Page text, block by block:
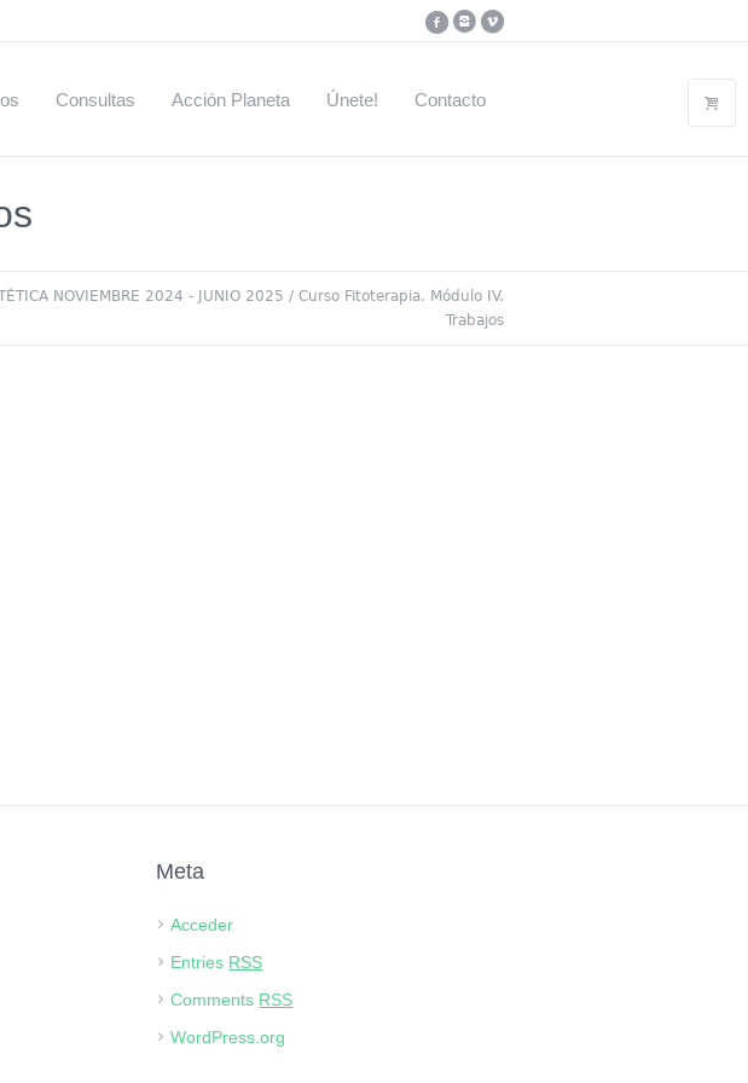
Consultas Acción Planeta Únete! Contacto
NOVIEMBRE 2024 - JUNIO 2025 / Curso Fitoterapia. Módulo IV.
Trabajos
Meta
Acceder
Entries RSS
Comments RSS
WordPress.org